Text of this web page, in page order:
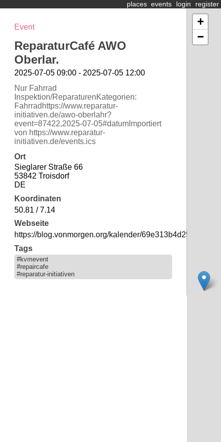
places events login register
Event
ReparaturCafé AWO
Oberlar.
2025-07-05 09:00 - 2025-07-05 12:00
Nur Fahrrad
Inspektion/ReparaturenKategorien:
Fahrradhttps://www.reparatur-
initiativen.de/awo-oberlahr?
event=87422,2025-07-05#datumImportiert
von https://www.reparatur-
initiativen.de/events.ics
Ort
Sieglarer Straße 66
53842 Troisdorf
DE
Koordinaten
50.81 / 7.14
Webseite
https://blog.vonmorgen.org/kalender/
Tags
#kvmevent
#repaircafe
#reparatur-initiativen
+
−